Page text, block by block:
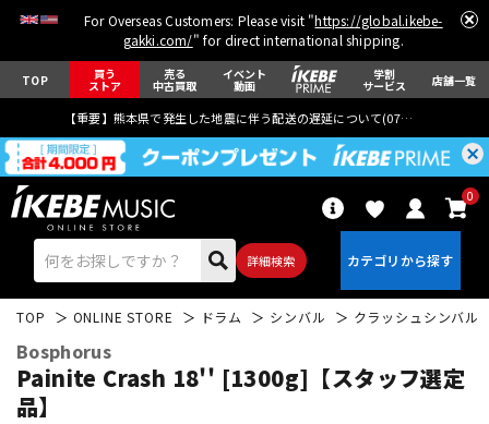
For Overseas Customers: Please visit "https://global.ikebe-
gakki.com/" for direct international shipping.
TOP 買う
ストア
売る
中古買取
イベント
動画
学割
サービス 店舗一覧
【重要】熊本県で発生した地震に伴う配送の遅延について(07月29日
詳細検索
0
TOP ONLINE STORE ドラム シンバル クラッシュシンバル
Bosphorus
Painite Crash 18'' [1300g]【スタッフ選定
品】